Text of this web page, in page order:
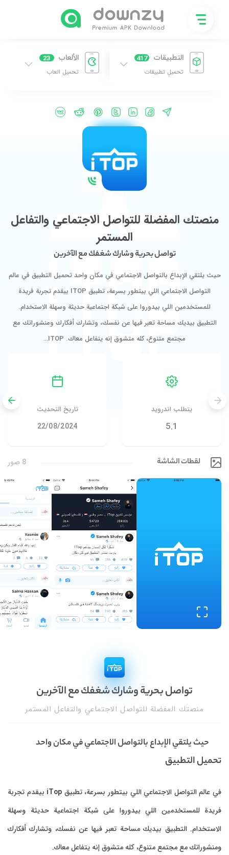
التطبيقات 417
تحميل تطبيقات
الألعاب 23
تحميل العاب
منصتك المفضلة للتواصل الاجتماعي والتفاعل
المستمر
تواصل بحرية وشارك شغفك مع الآخرين
حيث يلتقي الإبداع بالتواصل الاجتماعي في مكان واحد تحميل التطبيق في عالم
التواصل الاجتماعي اللي بيتطور بسرعة، تطبيق ITOP بيقدم تجربة فريدة
للمستخدمين اللي بيدوروا على شبكة اجتماعية حديثة وسهلة الاستخدام.
التطبيق بيديك مساحة تعبر فيها عن نفسك، وتشارك أفكارك ومنشوراتك مع
مجتمع متنوع، كله متشوق إنه يتفاعل معاك. ITOP…
يتطلب اندرويد
5.1
تاريخ التحديث
22/08/2024
لقطات الشاشة 8 صور
تواصل بحرية وشارك شغفك مع الآخرين
منصتك المفضلة للتواصل الاجتماعي والتفاعل المستمر
حيث يلتقي الإبداع بالتواصل الاجتماعي في مكان واحد
تحميل التطبيق
في عالم التواصل الاجتماعي اللي بيتطور بسرعة، تطبيق iTop بيقدم تجربة
فريدة للمستخدمين اللي بيدوروا على شبكة اجتماعية حديثة وسهلة
الاستخدام. التطبيق بيديك مساحة تعبر فيها عن نفسك، وتشارك أفكارك
ومنشوراتك مع مجتمع متنوع، كله متشوق إنه يتفاعل معاك.